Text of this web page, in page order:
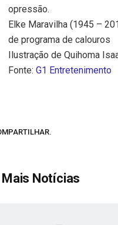
opressão.
Elke Maravilha (1945 –
de programa de calouros
Ilustração de Quihoma
Fonte:G1 Entretenimento
Mais Notícias